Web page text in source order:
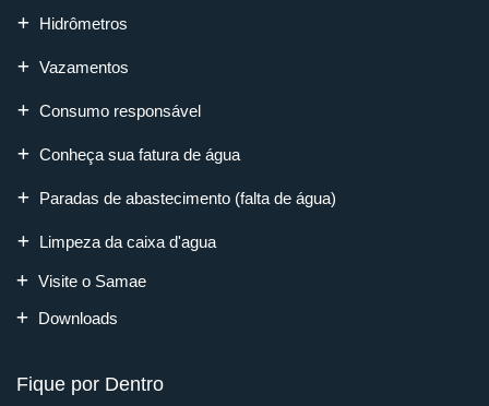
Hidrômetros
Vazamentos
Consumo responsável
Conheça sua fatura de água
Paradas de abastecimento (falta de água)
Limpeza da caixa d'agua
Visite o Samae
Downloads
Fique por Dentro